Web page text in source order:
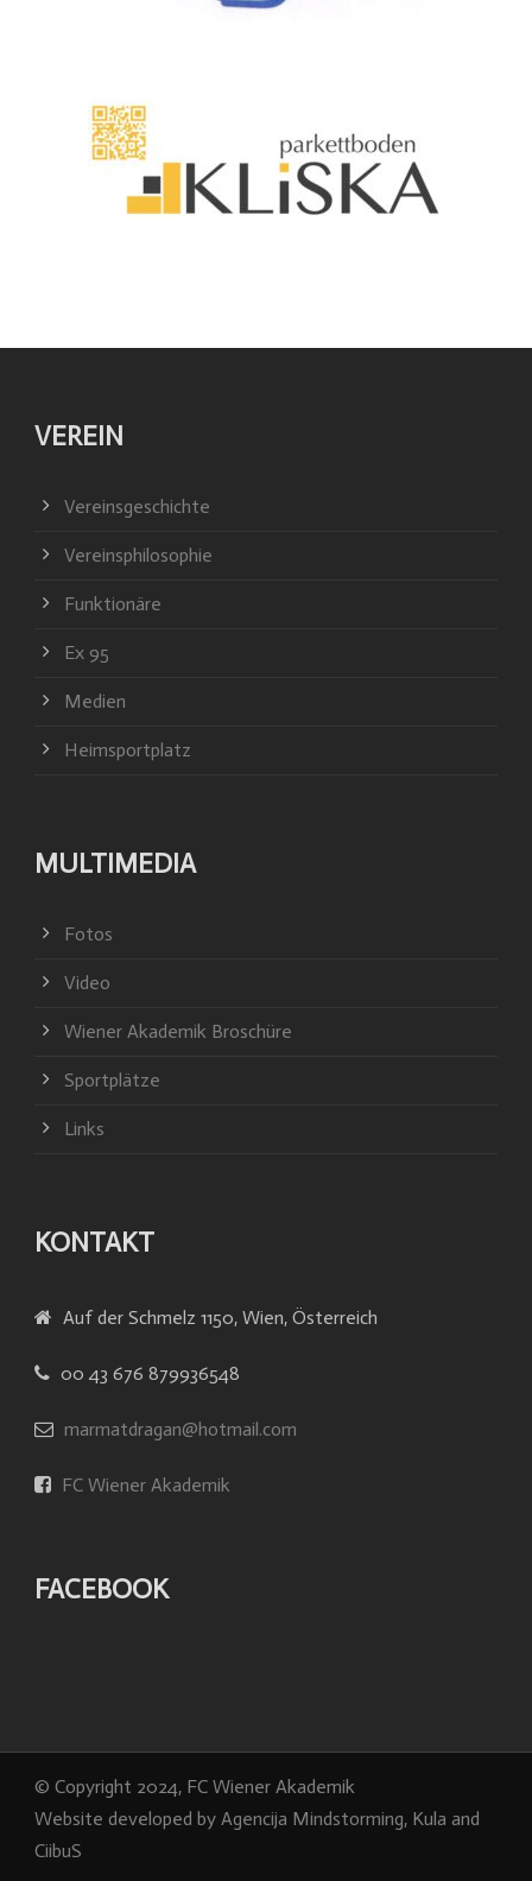
VEREIN
Vereinsgeschichte
Vereinsphilosophie
Funktionäre
Ex 95
Medien
Heimsportplatz
MULTIMEDIA
Fotos
Video
Wiener Akademik Broschüre
Sportplätze
Links
KONTAKT
Auf der Schmelz 1150, Wien, Österreich
00 43 676 879936548
marmatdragan@hotmail.com
FC Wiener Akademik
FACEBOOK
© Copyright 2024, FC Wiener Akademik
Website developed by Agencija Mindstorming, Kula and
CiibuS